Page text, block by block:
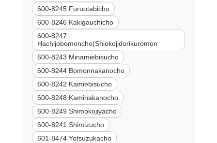
600-8245 Furuotabicho
600-8246 Kakigauchicho
600-8247
Hachijobomoncho(Shiokojidorikuromon
600-8243 Minamiebisucho
600-8244 Bomonnakanocho
600-8242 Kamiebisucho
600-8248 Kaminakanocho
600-8249 Shimokojiyacho
600-8241 Shimizucho
601-8474 Yotsuzukacho